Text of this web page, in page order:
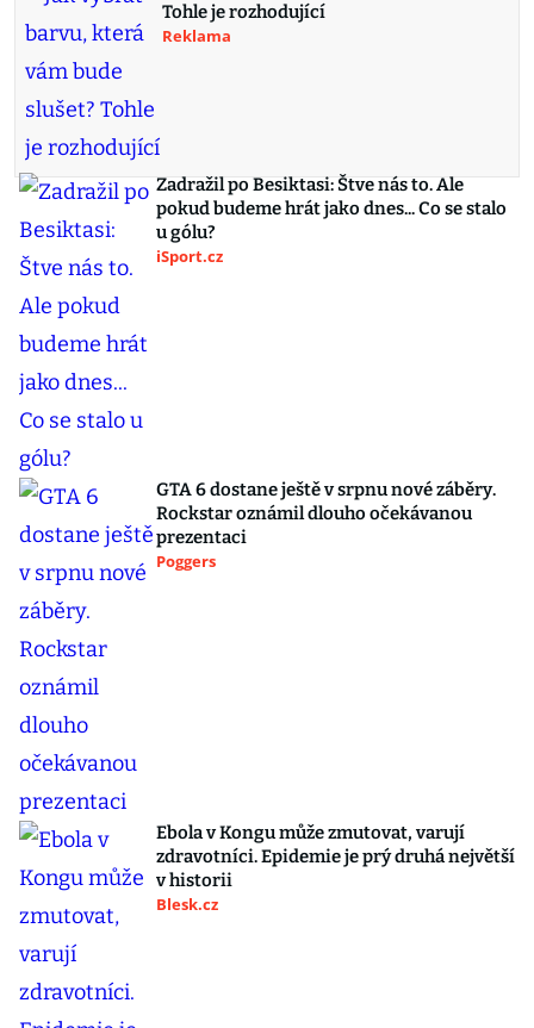
Tohle je rozhodující
Reklama
Zadražil po Besiktasi: Štve nás to. Ale
pokud budeme hrát jako dnes... Co se stalo
u gólu?
iSport.cz
GTA 6 dostane ještě v srpnu nové záběry.
Rockstar oznámil dlouho očekávanou
prezentaci
Poggers
Ebola v Kongu může zmutovat, varují
zdravotníci. Epidemie je prý druhá největší
v historii
Blesk.cz